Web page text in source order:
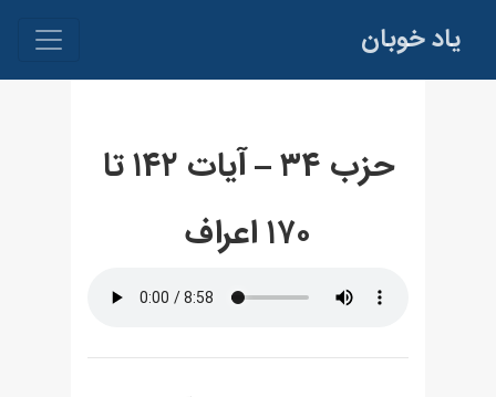
یاد خوبان
حزب ۳۴ – آيات ۱۴۲ تا
۱۷۰ اعراف